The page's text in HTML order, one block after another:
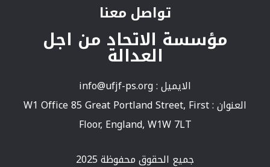
تواصل معنا
مؤسسة الاتحاد من اجل
العدالة
الايميل :info@ufjf-ps.org
العنوان : W1 Office 85 Great Portland Street, First
Floor, England, W1W 7LT
جميع الحقوق محفوظة 2025